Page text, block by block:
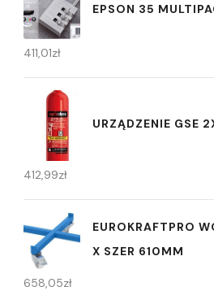
EPSON 35
411,01zł
URZĄDZENIE GSE
412,99zł
EUROKRAFTPRO
X SZER 610MM
658,05zł